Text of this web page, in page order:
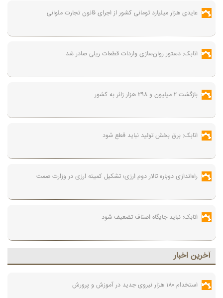
عایدی هزار میلیارد تومانی کشور از اجرای قانون تجارت ملوانی
اتابک: دستور روان‌سازی واردات قطعات ریلی صادر شد
بازگشت ۲ میلیون و ۲۹۸ هزار زائر به کشور
اتابک: برق بخش تولید نباید قطع شود
راه‌اندازی دوباره تالار دوم ارزی؛ تشکیل کمیته ارزی در وزارت صمت
اتابک: نباید جایگاه اصناف تضعیف شود
آخرين اخبار
استخدام ۱۸۰ هزار نیروی جدید در آموزش‌ و پرورش